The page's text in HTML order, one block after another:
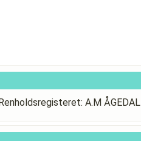
A.M ÅGEDAL